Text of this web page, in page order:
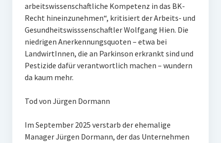
arbeitswissenschaftliche Kompetenz in das BK-
Recht hineinzunehmen“, kritisiert der Arbeits- und
Gesundheitswisssenschaftler Wolfgang Hien. Die
niedrigen Anerkennungsquoten – etwa bei
LandwirtInnen, die an Parkinson erkrankt sind und
Pestizide dafür verantwortlich machen – wundern
da kaum mehr.
Tod von Jürgen Dormann
Im September 2025 verstarb der ehemalige
Manager Jürgen Dormann, der das Unternehmen